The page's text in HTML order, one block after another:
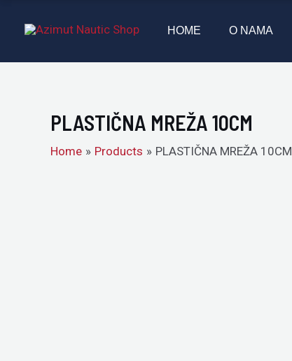
HOME O NAMA
PLASTIČNA MREŽA 10CM
Home Products PLASTIČNA MREŽA 10CM